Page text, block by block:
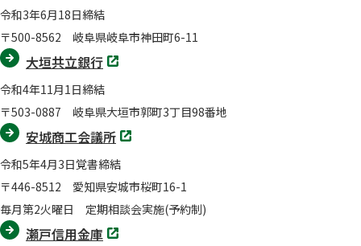
で
開
く
令和3年6月18日締結
〒500-8562 岐阜県岐阜市神田町6-11
大垣共立銀行 別
タ
で
開
く
令和4年11月1日締結
〒503-0887 岐阜県大垣市郭町3丁目98番地
安城商工会議所 別
タ
で
開
く
令和5年4月3日覚書締結
〒446-8512 愛知県安城市桜町16-1
毎月第2火曜日 定期相談会実施(予約制)
瀬戸信用金庫 別
タ